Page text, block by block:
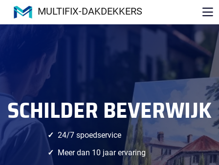
MULTIFIX-DAKDEKKERS
SCHILDER BEVERWIJK
24/7 spoedservice
Meer dan 10 jaar ervaring